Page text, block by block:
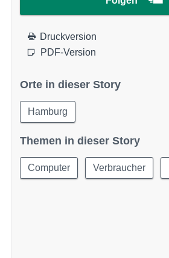
Druckversion
PDF-Version
Orte in dieser Story
Hamburg
Themen in dieser Story
Computer Verbraucher